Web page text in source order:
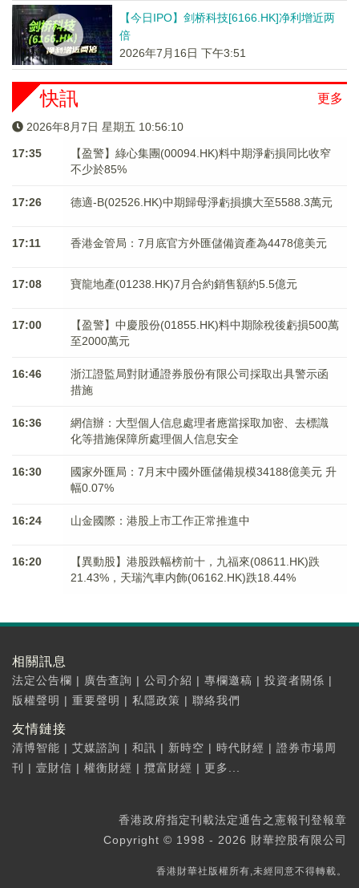
【今日IPO】剑桥科技[6166.HK]净利增近两
倍
2026年7月16日 下午3:51
更多
快訊
2026年8月7日 星期五 10:56:10
17:35
【盈警】綠心集團(00094.HK)料中期淨虧損同比收窄
不少於85%
17:26 德適-B(02526.HK)中期歸母淨虧損擴大至5588.3萬元
17:11 香港金管局：7月底官方外匯儲備資產為4478億美元
17:08 寶龍地產(01238.HK)7月合約銷售額約5.5億元
17:00
【盈警】中慶股份(01855.HK)料中期除稅後虧損500萬
至2000萬元
16:46
浙江證監局對財通證券股份有限公司採取出具警示函
措施
16:36
網信辦：大型個人信息處理者應當採取加密、去標識
化等措施保障所處理個人信息安全
16:30
國家外匯局：7月末中國外匯儲備規模34188億美元 升
幅0.07%
16:24 山金國際：港股上市工作正常推進中
16:20
【異動股】港股跌幅榜前十，九福來(08611.HK)跌
21.43%，天瑞汽車内飾(06162.HK)跌18.44%
相關訊息
法定公告欄 | 廣告查詢 | 公司介紹 | 專欄邀稿 | 投資者關係 |
版權聲明 | 重要聲明 | 私隱政策 | 聯絡我們
友情鏈接
清博智能 | 艾媒諮詢 | 和訊 | 新時空 | 時代財經 | 證券市場周
刊
| 壹財信 | 權衡財經 | 攬富財經 | 更多...
香港政府指定刊載法定通告之憲報刊登報章
Copyright © 1998 - 2026 財華控股有限公司
香港財華社版權所有,未經同意不得轉載。